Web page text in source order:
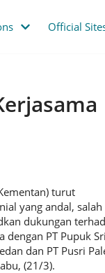
Official
turut
yang andal, salah
dukungan
dengan PT Pupuk
dan PT Pusri
(21/3).